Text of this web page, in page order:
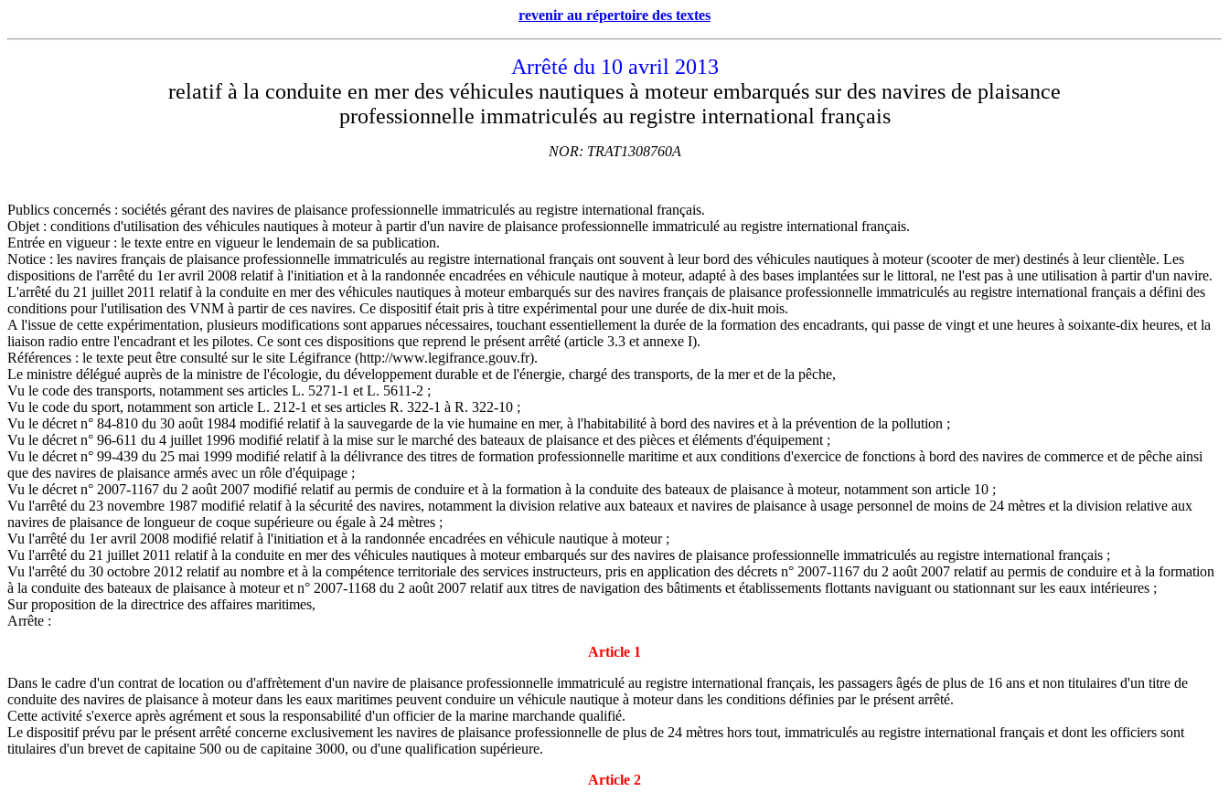
revenir au répertoire des textes
Arrêté du 10 avril 2013
relatif à la conduite en mer des véhicules nautiques à moteur embarqués sur des navires de plaisance
professionnelle immatriculés au registre international français
NOR: TRAT1308760A
Publics concernés : sociétés gérant des navires de plaisance professionnelle immatriculés au registre international français.
Objet : conditions d'utilisation des véhicules nautiques à moteur à partir d'un navire de plaisance professionnelle immatriculé au registre international français.
Entrée en vigueur : le texte entre en vigueur le lendemain de sa publication.
Notice : les navires français de plaisance professionnelle immatriculés au registre international français ont souvent à leur bord des véhicules nautiques à moteur (scooter de mer) destinés à leur clientèle. Les
dispositions de l'arrêté du 1er avril 2008 relatif à l'initiation et à la randonnée encadrées en véhicule nautique à moteur, adapté à des bases implantées sur le littoral, ne l'est pas à une utilisation à partir d'un navire.
L'arrêté du 21 juillet 2011 relatif à la conduite en mer des véhicules nautiques à moteur embarqués sur des navires français de plaisance professionnelle immatriculés au registre international français a défini des
conditions pour l'utilisation des VNM à partir de ces navires. Ce dispositif était pris à titre expérimental pour une durée de dix-huit mois.
A l'issue de cette expérimentation, plusieurs modifications sont apparues nécessaires, touchant essentiellement la durée de la formation des encadrants, qui passe de vingt et une heures à soixante-dix heures, et la
liaison radio entre l'encadrant et les pilotes. Ce sont ces dispositions que reprend le présent arrêté (article 3.3 et annexe I).
Références : le texte peut être consulté sur le site Légifrance (http://www.legifrance.gouv.fr).
Le ministre délégué auprès de la ministre de l'écologie, du développement durable et de l'énergie, chargé des transports, de la mer et de la pêche,
Vu le code des transports, notamment ses articles L. 5271-1 et L. 5611-2 ;
Vu le code du sport, notamment son article L. 212-1 et ses articles R. 322-1 à R. 322-10 ;
Vu le décret n° 84-810 du 30 août 1984 modifié relatif à la sauvegarde de la vie humaine en mer, à l'habitabilité à bord des navires et à la prévention de la pollution ;
Vu le décret n° 96-611 du 4 juillet 1996 modifié relatif à la mise sur le marché des bateaux de plaisance et des pièces et éléments d'équipement ;
Vu le décret n° 99-439 du 25 mai 1999 modifié relatif à la délivrance des titres de formation professionnelle maritime et aux conditions d'exercice de fonctions à bord des navires de commerce et de pêche ainsi
que des navires de plaisance armés avec un rôle d'équipage ;
Vu le décret n° 2007-1167 du 2 août 2007 modifié relatif au permis de conduire et à la formation à la conduite des bateaux de plaisance à moteur, notamment son article 10 ;
Vu l'arrêté du 23 novembre 1987 modifié relatif à la sécurité des navires, notamment la division relative aux bateaux et navires de plaisance à usage personnel de moins de 24 mètres et la division relative aux
navires de plaisance de longueur de coque supérieure ou égale à 24 mètres ;
Vu l'arrêté du 1er avril 2008 modifié relatif à l'initiation et à la randonnée encadrées en véhicule nautique à moteur ;
Vu l'arrêté du 21 juillet 2011 relatif à la conduite en mer des véhicules nautiques à moteur embarqués sur des navires de plaisance professionnelle immatriculés au registre international français ;
Vu l'arrêté du 30 octobre 2012 relatif au nombre et à la compétence territoriale des services instructeurs, pris en application des décrets n° 2007-1167 du 2 août 2007 relatif au permis de conduire et à la formation
à la conduite des bateaux de plaisance à moteur et n° 2007-1168 du 2 août 2007 relatif aux titres de navigation des bâtiments et établissements flottants naviguant ou stationnant sur les eaux intérieures ;
Sur proposition de la directrice des affaires maritimes,
Arrête :
Article 1
Dans le cadre d'un contrat de location ou d'affrètement d'un navire de plaisance professionnelle immatriculé au registre international français, les passagers âgés de plus de 16 ans et non titulaires d'un titre de
conduite des navires de plaisance à moteur dans les eaux maritimes peuvent conduire un véhicule nautique à moteur dans les conditions définies par le présent arrêté.
Cette activité s'exerce après agrément et sous la responsabilité d'un officier de la marine marchande qualifié.
Le dispositif prévu par le présent arrêté concerne exclusivement les navires de plaisance professionnelle de plus de 24 mètres hors tout, immatriculés au registre international français et dont les officiers sont
titulaires d'un brevet de capitaine 500 ou de capitaine 3000, ou d'une qualification supérieure.
Article 2